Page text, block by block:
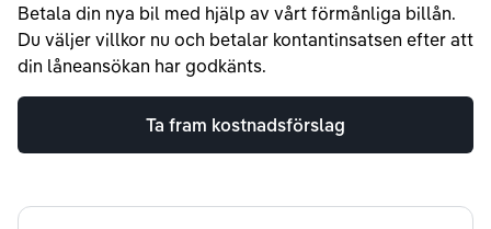
Betala din nya bil med hjälp av vårt förmånliga billån.
Du väljer villkor nu och betalar kontantinsatsen efter att
din låneansökan har godkänts.
Ta fram kostnadsförslag